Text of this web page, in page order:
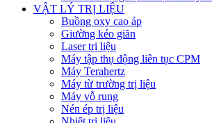
VẬT LÝ TRỊ LIỆU
Buồng oxy cao áp
Giường kéo giãn
Laser trị liệu
Máy tập thụ động liên tục CPM
Máy Terahertz
Máy từ trường trị liệu
Máy vỗ rung
Nén ép trị liệu